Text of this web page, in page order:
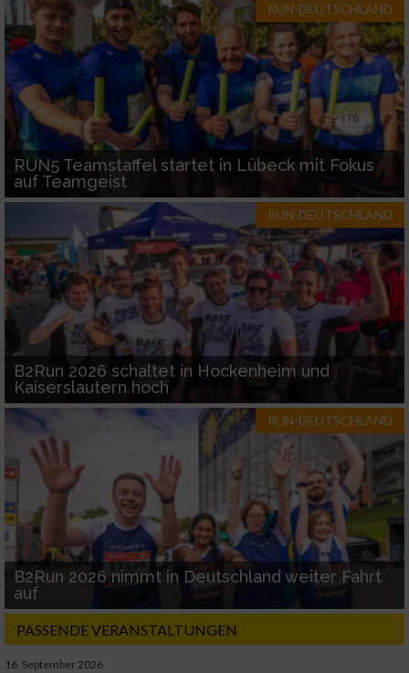
RUN-DEUTSCHLAND
RUN5 Teamstaffel startet in Lübeck mit Fokus
auf Teamgeist
RUN-DEUTSCHLAND
B2Run 2026 schaltet in Hockenheim und
Kaiserslautern hoch
RUN-DEUTSCHLAND
B2Run 2026 nimmt in Deutschland weiter Fahrt
auf
PASSENDE VERANSTALTUNGEN
16. September 2026